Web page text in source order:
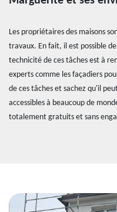
Les propriétaires des maisons
travaux. En fait, il est possible
technicité de ces tâches est à
experts comme les façadiers
de ces tâches et sachez qu'il
accessibles à beaucoup de
totalement gratuits et sans